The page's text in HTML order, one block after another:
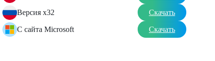
Версия x32 Скачать
С сайта Microsoft Скачать